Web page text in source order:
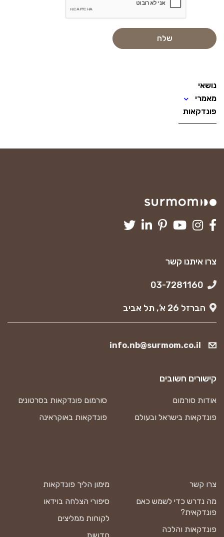
נושאי
מאמרי
פונדקאות
צרו איתנו קשר
הברזל 26 א’, תל אביב
info.nb@surmom.co.il
צרו קשר
מה נדרש כדי לשמש כאם
פונדקאית?
פונדקאות והלכה
מימון הליך פונדקאות
סיפורי הצלחה בוידאו
לקוחות ממליצים
קישורים חשובים
אודות סורמום
סורמום פונדקאות בסרטונים
פונדקאות בישראל ובעולם
פונדקאות באוקראינה